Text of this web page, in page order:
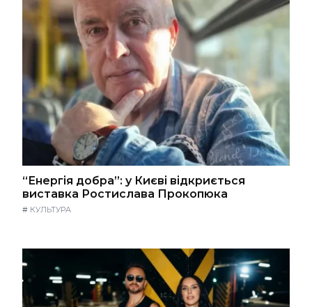
“Енергія добра”: у Києві відкриється
виставка Ростислава Прокопюка
# КУЛЬТУРА